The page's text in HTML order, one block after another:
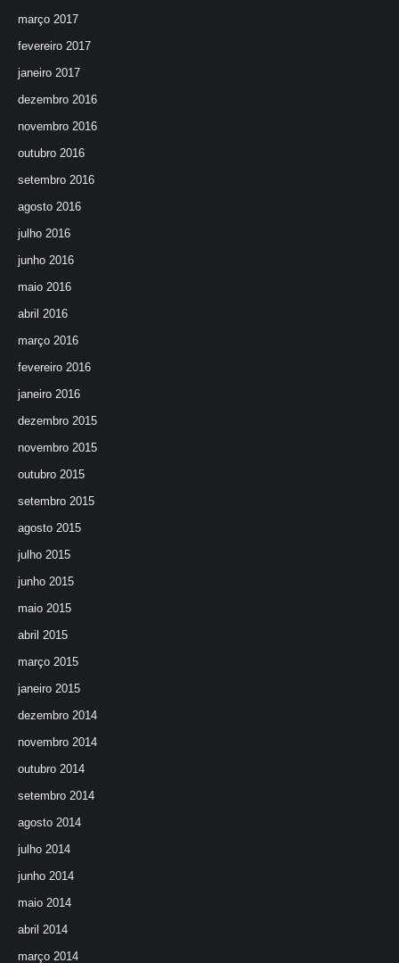
março 2017
fevereiro 2017
janeiro 2017
dezembro 2016
novembro 2016
outubro 2016
setembro 2016
agosto 2016
julho 2016
junho 2016
maio 2016
abril 2016
março 2016
fevereiro 2016
janeiro 2016
dezembro 2015
novembro 2015
outubro 2015
setembro 2015
agosto 2015
julho 2015
junho 2015
maio 2015
abril 2015
março 2015
janeiro 2015
dezembro 2014
novembro 2014
outubro 2014
setembro 2014
agosto 2014
julho 2014
junho 2014
maio 2014
abril 2014
março 2014